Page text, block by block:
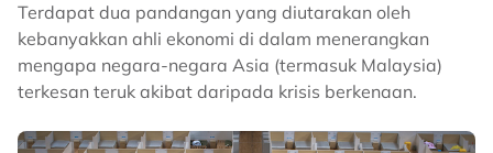
Terdapat dua pandangan yang diutarakan oleh
kebanyakkan ahli ekonomi di dalam menerangkan
mengapa negara-negara Asia (termasuk Malaysia)
terkesan teruk akibat daripada krisis berkenaan.